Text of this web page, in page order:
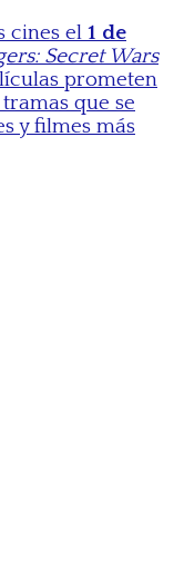
cines el 1 de
Secret Wars
prometen
que se
y filmes más